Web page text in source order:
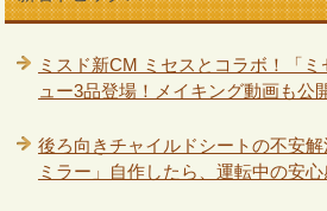
ミスド新CM ミセスとコラボ！「
ュー3品登場！メイキング動画も公
後ろ向きチャイルドシートの不安
ミラー」自作したら、運転中の安心